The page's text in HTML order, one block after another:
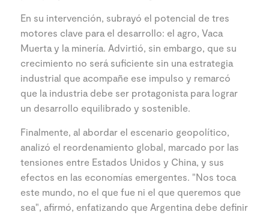
En su intervención, subrayó el potencial de tres
motores clave para el desarrollo: el agro, Vaca
Muerta y la minería. Advirtió, sin embargo, que su
crecimiento no será suficiente sin una estrategia
industrial que acompañe ese impulso y remarcó
que la industria debe ser protagonista para lograr
un desarrollo equilibrado y sostenible.
Finalmente, al abordar el escenario geopolítico,
analizó el reordenamiento global, marcado por las
tensiones entre Estados Unidos y China, y sus
efectos en las economías emergentes. "Nos toca
este mundo, no el que fue ni el que queremos que
sea", afirmó, enfatizando que Argentina debe definir